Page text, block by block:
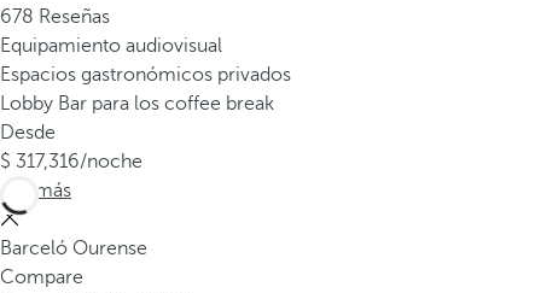
678 Reseñas
Equipamiento audiovisual
Espacios gastronómicos privados
Lobby Bar para los coffee break
Desde
317,316/noche
Ver más
Barceló Ourense
Compare